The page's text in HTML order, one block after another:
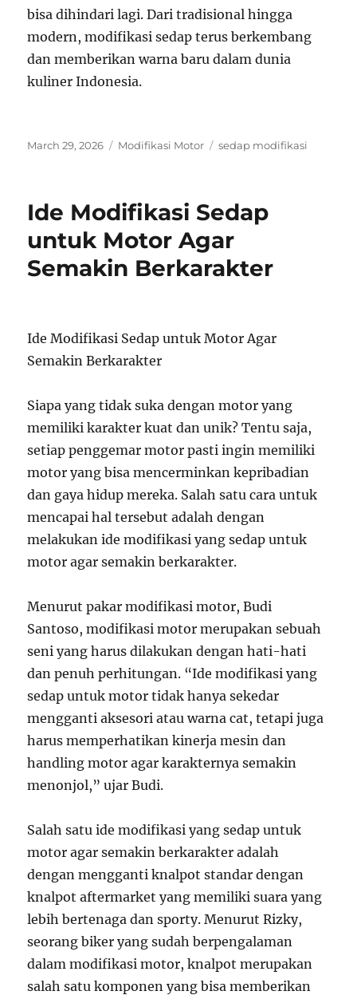
bisa dihindari lagi. Dari tradisional hingga
modern, modifikasi sedap terus berkembang
dan memberikan warna baru dalam dunia
kuliner Indonesia.
Posted
March 29, 2026 Categories
Modifikasi Motor Tags
sedap modifikasi
Ide Modifikasi Sedap
untuk Motor Agar
Semakin Berkarakter
Ide Modifikasi Sedap untuk Motor Agar
Semakin Berkarakter
Siapa yang tidak suka dengan motor yang
memiliki karakter kuat dan unik? Tentu saja,
setiap penggemar motor pasti ingin memiliki
motor yang bisa mencerminkan kepribadian
dan gaya hidup mereka. Salah satu cara untuk
mencapai hal tersebut adalah dengan
melakukan ide modifikasi yang sedap untuk
motor agar semakin berkarakter.
Menurut pakar modifikasi motor, Budi
Santoso, modifikasi motor merupakan sebuah
seni yang harus dilakukan dengan hati-hati
dan penuh perhitungan. “Ide modifikasi yang
sedap untuk motor tidak hanya sekedar
mengganti aksesori atau warna cat, tetapi juga
harus memperhatikan kinerja mesin dan
handling motor agar karakternya semakin
menonjol,” ujar Budi.
Salah satu ide modifikasi yang sedap untuk
motor agar semakin berkarakter adalah
dengan mengganti knalpot standar dengan
knalpot aftermarket yang memiliki suara yang
lebih bertenaga dan sporty. Menurut Rizky,
seorang biker yang sudah berpengalaman
dalam modifikasi motor, knalpot merupakan
salah satu komponen yang bisa memberikan